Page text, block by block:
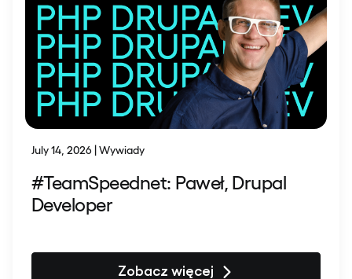
July 14, 2026 | Wywiady
#TeamSpeednet: Paweł, Drupal
Developer
Zobacz więcej